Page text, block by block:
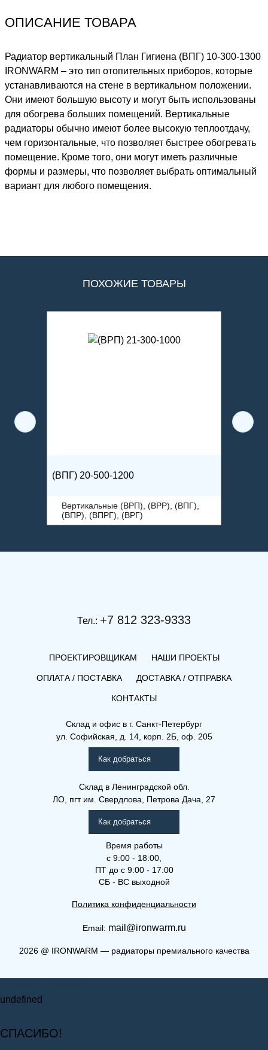
ОПИСАНИЕ ТОВАРА
Радиатор вертикальный План Гигиена (ВПГ) 10-300-1300
IRONWARM – это тип отопительных приборов, которые
устанавливаются на стене в вертикальном положении.
Они имеют большую высоту и могут быть использованы
для обогрева больших помещений. Вертикальные
радиаторы обычно имеют более высокую теплоотдачу,
чем горизонтальные, что позволяет быстрее обогревать
помещение. Кроме того, они могут иметь различные
формы и размеры, что позволяет выбрать оптимальный
вариант для любого помещения.
ПОХОЖИЕ ТОВАРЫ
(ВПГ) 20-500-1200
Вертикальные (ВРП), (ВРР), (ВПГ),
(ВПР), (ВПРГ), (ВРГ)
Тел.: +7 812 323-9333
ПРОЕКТИРОВЩИКАМ НАШИ ПРОЕКТЫ
ОПЛАТА / ПОСТАВКА ДОСТАВКА / ОТПРАВКА
КОНТАКТЫ
Склад и офис в г. Санкт-Петербург
ул. Софийская, д. 14, корп. 2Б, оф. 205
Как добраться
Склад в Ленинградской обл.
ЛО, пгт им. Свердлова, Петрова Дача, 27
Как добраться
Время работы
с 9:00 - 18:00,
ПТ до с 9:00 - 17:00
СБ - ВС выходной
Политика конфиденциальности
Email: mail@ironwarm.ru
2026@ IRONWARM — радиаторы премиального качества
undefined
СПАСИБО!